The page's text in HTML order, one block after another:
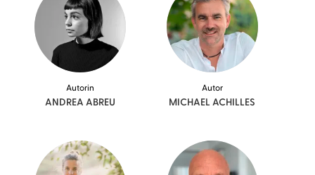
Autorin
ANDREAABREU
Autor
MICHAELACHILLES